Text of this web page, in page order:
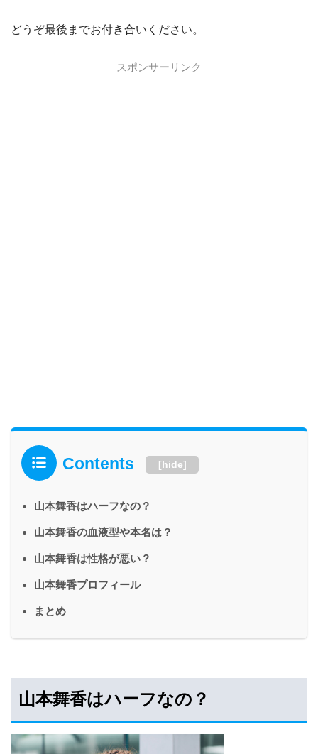
どうぞ最後までお付き合いください。
スポンサーリンク
Contents [hide]
山本舞香はハーフなの？
山本舞香の血液型や本名は？
山本舞香は性格が悪い？
山本舞香プロフィール
まとめ
山本舞香はハーフなの？